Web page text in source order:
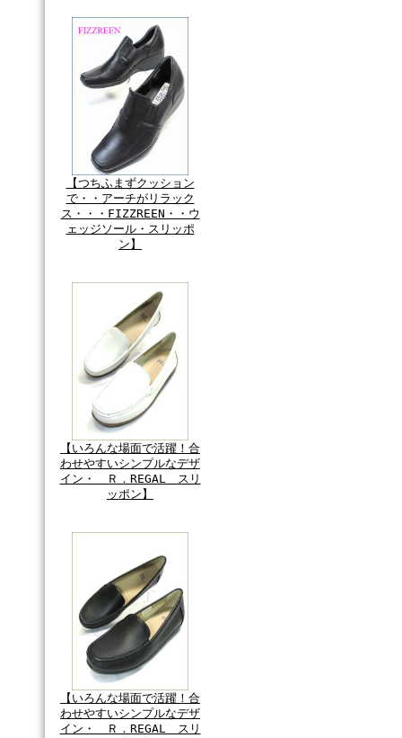
【つちふまずクッション
で・・アーチがリラック
ス・・・FIZZREEN・・ウ
ェッジソール・スリッポ
ン】
【いろんな場面で活躍！合
わせやすいシンプルなデザ
イン・ Ｒ．REGAL スリ
ッポン】
【いろんな場面で活躍！合
わせやすいシンプルなデザ
イン・ Ｒ．REGAL スリ